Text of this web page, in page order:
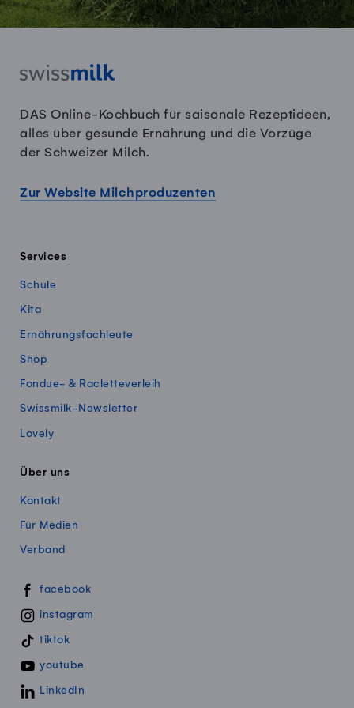
DAS Online-Kochbuch für saisonale Rezeptideen,
alles über gesunde Ernährung und die Vorzüge
der Schweizer Milch.
Zur Website Milchproduzenten
Services
Schule
Kita
Ernährungsfachleute
Shop
Fondue- & Racletteverleih
Swissmilk-Newsletter
Lovely
Über uns
Kontakt
Für Medien
Verband
Swissmillk auf Social Media
facebook
instagram
tiktok
youtube
LinkedIn